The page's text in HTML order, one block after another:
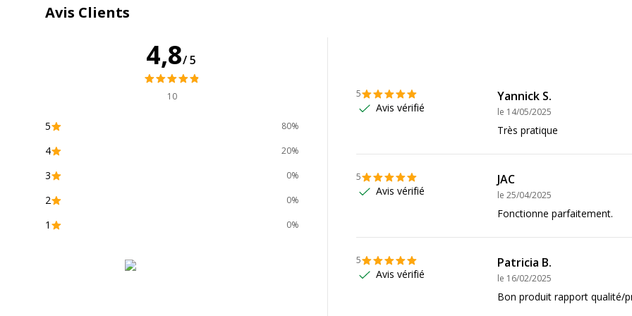
2 ans
Informations sur les
Informations sur les
Avis Clients
4,8/5
10
5 80%
4 20%
3 0%
2 0%
1 0%
5
Avis vérifié
Yannick S.
le 14/05/2025
Très pratique
5
Avis vérifié
JAC
le 25/04/2025
Fonctionne parfaitement.
5
Avis vérifié
Patricia B.
le 16/02/2025
Bon produit rapport qualité/